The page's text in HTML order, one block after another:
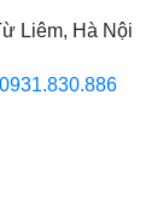
Liêm, Hà Nội
0931.830.886